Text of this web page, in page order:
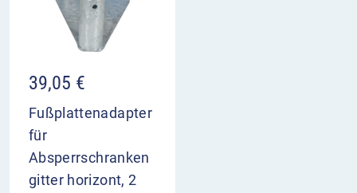
39,05 €
Fußplattenadapter
für
Absperrschranken
gitter horizont, 2